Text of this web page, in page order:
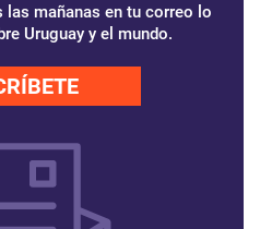
las mañanas en tu correo lo
Uruguay y el mundo.